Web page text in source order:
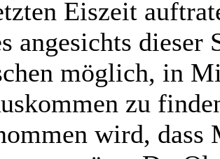
Eiszeit
angesichts dieser
möglich, in
zu
wird, dass